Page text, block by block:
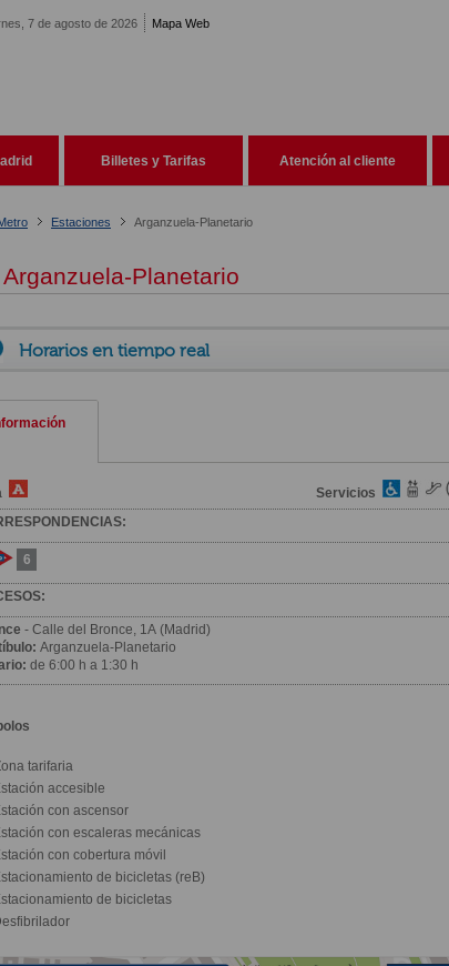
7 de agosto de 2026 Mapa Web
Billetes y Tarifas Atención al cliente
Estaciones Arganzuela-Planetario
Planetario
Horarios en tiempo real
Servicios
6
- Calle del Bronce, 1A (Madrid)
Arganzuela-Planetario
de 6:00 h a 1:30 h
tarifaria
accesible
con ascensor
con escaleras mecánicas
con cobertura móvil
de bicicletas (reB)
de bicicletas